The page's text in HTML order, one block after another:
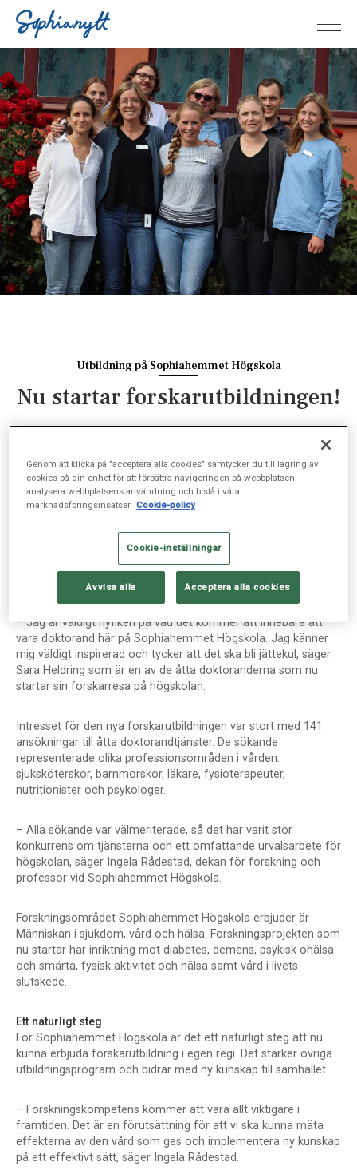
Utbildning på Sophiahemmet Högskola
Nu startar forskarutbildningen!
I dag är det en historisk dag på Sophiahemmet
åtta förväntansfulla doktorander samlas för första
gången.
– Jag är väldigt nyfiken på vad det kommer att innebära att
vara doktorand här på Sophiahemmet Högskola. Jag känner
mig väldigt inspirerad och tycker att det ska bli jättekul, säger
Sara Heldring som är en av de åtta doktoranderna som nu
startar sin forskarresa på högskolan.
Intresset för den nya forskarutbildningen var stort med 141
ansökningar till åtta doktorandtjänster. De sökande
representerade olika professionsområden i vården:
sjuksköterskor, barnmorskor, läkare, fysioterapeuter,
nutritionister och psykologer.
– Alla sökande var välmeriterade, så det har varit stor
konkurrens om tjänsterna och ett omfattande urvalsarbete för
högskolan, säger Ingela Rådestad, dekan för forskning och
professor vid Sophiahemmet Högskola.
Forskningsområdet Sophiahemmet Högskola erbjuder är
Människan i sjukdom, vård och hälsa. Forskningsprojekten som
nu startar har inriktning mot diabetes, demens, psykisk ohälsa
och smärta, fysisk aktivitet och hälsa samt vård i livets
slutskede.
Ett naturligt steg
För Sophiahemmet Högskola är det ett naturligt steg att nu
kunna erbjuda forskarutbildning i egen regi. Det stärker övriga
utbildningsprogram och bidrar med ny kunskap till samhället.
– Forskningskompetens kommer att vara allt viktigare i
framtiden. Det är en förutsättning för att vi ska kunna mäta
effekterna av den vård som ges och implementera ny kunskap
på ett effektivt sätt, säger Ingela Rådestad.
Genom att klicka på "acceptera alla cookies" samtycker du till lagring av
cookies på din enhet för att förbättra navigeringen på webbplatsen,
analysera webbplatsens användning och bistå i våra
marknadsföringsinsatser. Cookie-policy
Cookie-inställningar
Avvisa alla Acceptera alla cookies